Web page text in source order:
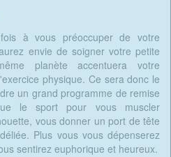
à vous préoccuper de votre
envie de soigner votre petite
planète accentuera votre
physique. Ce sera donc le
un grand programme de remise
le sport pour vous muscler
vous donner un port de tête
Plus vous vous dépenserez
sentirez euphorique et heureux.